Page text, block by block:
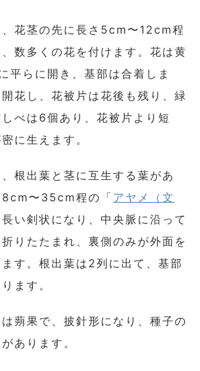
花茎の先に長さ5cm〜12cm程
数多くの花を付けます。花は黄
平らに開き、基部は合着しま
花し、花被片は花後も残り、緑
べは6個あり、花被片より短
に生えます。
根出葉と茎に互生する葉があ
8cm〜35cm程の「 アヤメ（文
長い剣状になり、中央脈に沿って
りたたまれ、裏側のみが外面を
す。根出葉は2列に出て、基部
ます。
蒴果で、披針形になり、種子の
あります。